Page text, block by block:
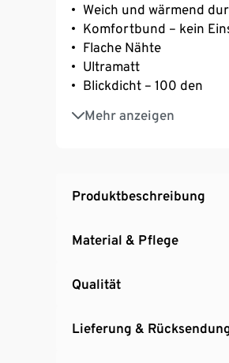
Weich und wärmend
Komfortbund – kein
Flache Nähte
Ultramatt
Blickdicht – 100 den
Mehr anzeigen
Mit Elasthan:
Produktbeschreibung
Material & Pflege
Qualität
Lieferung &